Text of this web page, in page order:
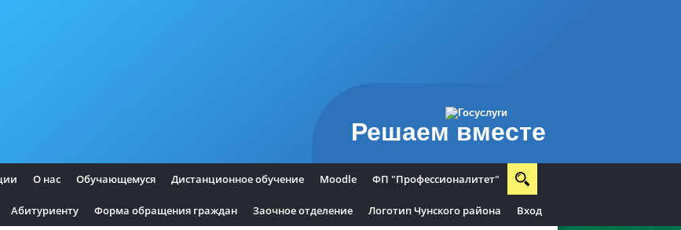
Решаем вместе
О нас Обучающемуся Дистанционное обучение Moodle ФП "Профессионалитет"
Абитуриенту Форма обращения граждан Заочное отделение Логотип Чунского района Вход